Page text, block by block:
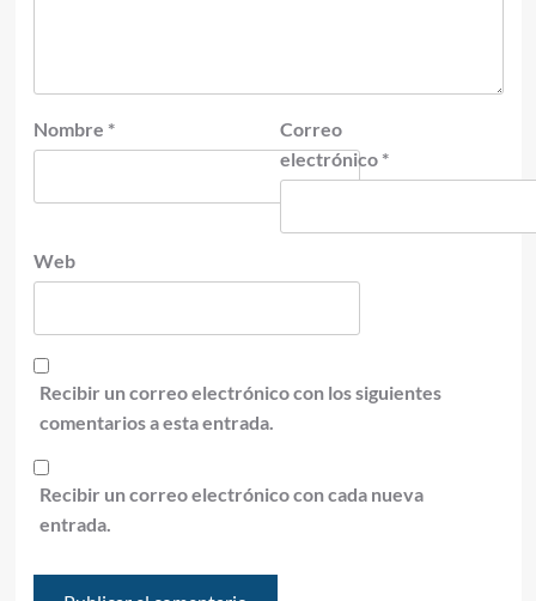
Nombre *
Correo
electrónico *
Web
Recibir un correo electrónico con los siguientes
comentarios a esta entrada.
Recibir un correo electrónico con cada nueva
entrada.